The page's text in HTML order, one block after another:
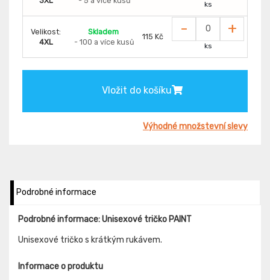
ks
Velikost:
4XL
Skladem
- 100 a více kusů
115 Kč - +
ks
Vložit do košíku
Výhodné množstevní slevy
Podrobné informace
Podrobné informace: Unisexové tričko PAINT
Unisexové tričko s krátkým rukávem.
Informace o produktu